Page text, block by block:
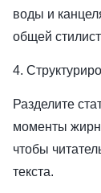
воды и
общей
4.
Разделите
моменты
чтобы
текста.